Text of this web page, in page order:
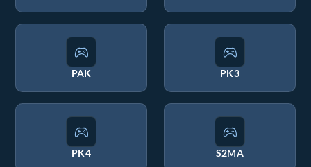
PAK PK3
PK4 S2MA